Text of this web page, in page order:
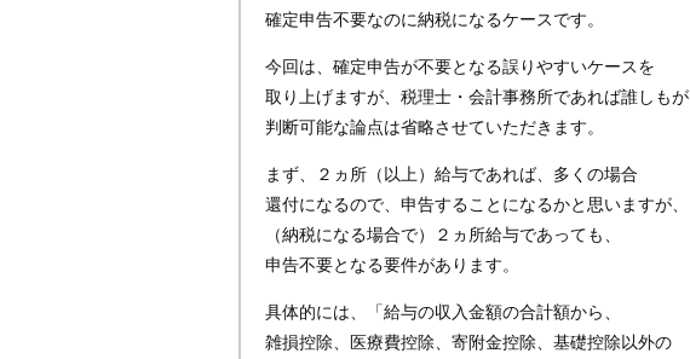
確定申告不要なのに納税になるケースです。
今回は、確定申告が不要となる誤りやすいケースを
取り上げますが、税理士・会計事務所であれば誰しもが
判断可能な論点は省略させていただきます。
まず、２ヵ所（以上）給与であれば、多くの場合
還付になるので、申告することになるかと思いますが、
（納税になる場合で）２ヵ所給与であっても、
申告不要となる要件があります。
具体的には、「給与の収入金額の合計額から、
雑損控除、医療費控除、寄附金控除、基礎控除以外の